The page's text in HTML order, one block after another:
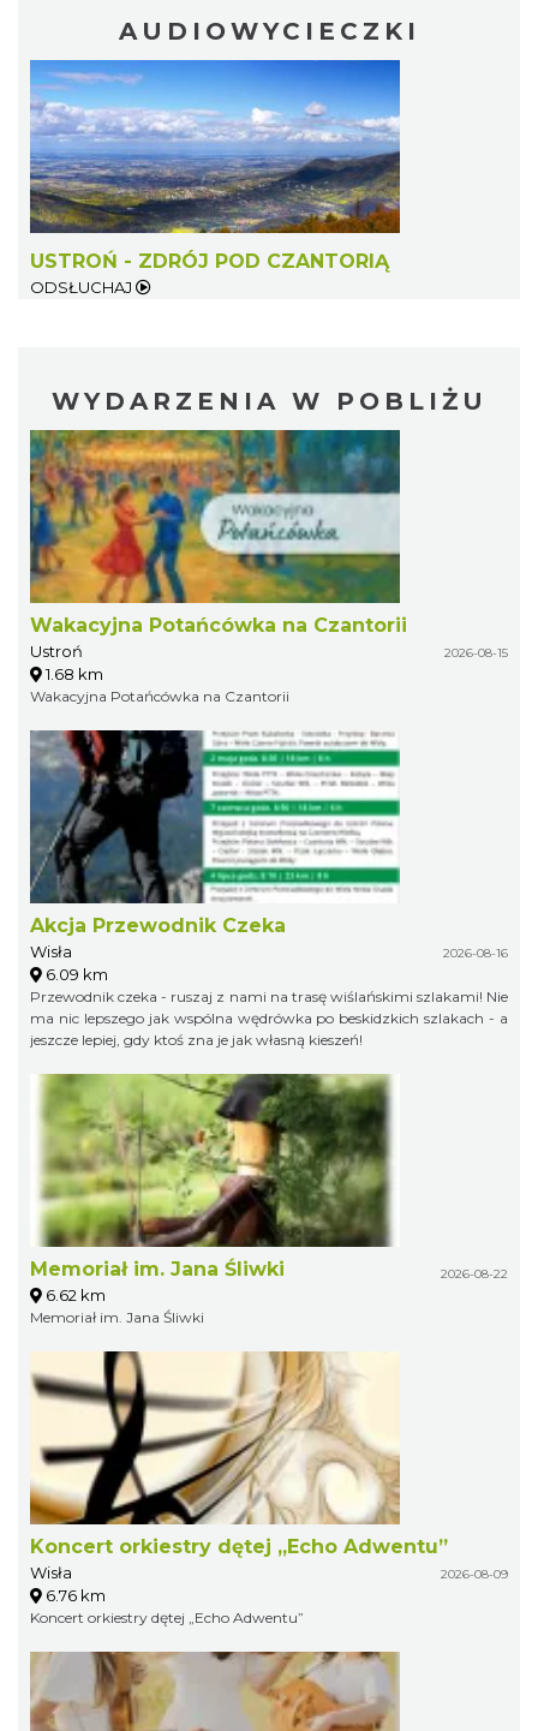
AUDIOWYCIECZKI
USTROŃ - ZDRÓJ POD CZANTORIĄ
ODSŁUCHAJ
WYDARZENIA W POBLIŻU
Wakacyjna Potańcówka na Czantorii
Ustroń 2026-08-15
1.68 km
Wakacyjna Potańcówka na Czantorii
Akcja Przewodnik Czeka
Wisła 2026-08-16
6.09 km
Przewodnik czeka - ruszaj z nami na trasę wiślańskimi szlakami! Nie
ma nic lepszego jak wspólna wędrówka po beskidzkich szlakach - a
jeszcze lepiej, gdy ktoś zna je jak własną kieszeń!
Memoriał im. Jana Śliwki 2026-08-22
6.62 km
Memoriał im. Jana Śliwki
Koncert orkiestry dętej „Echo Adwentu”
Wisła 2026-08-09
6.76 km
Koncert orkiestry dętej „Echo Adwentu”